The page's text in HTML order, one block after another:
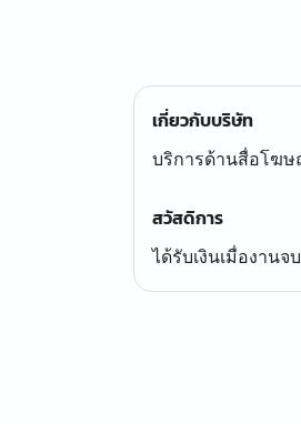
เกี่ยวกับบริษัท
บริการด้านสื่อโฆษ
สวัสดิการ
ได้รับเงินเมื่องานจบ